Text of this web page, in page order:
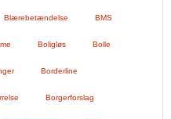
Blærebetændelse BMS
Boligløs Bolle
Borderline
Borgerforslag